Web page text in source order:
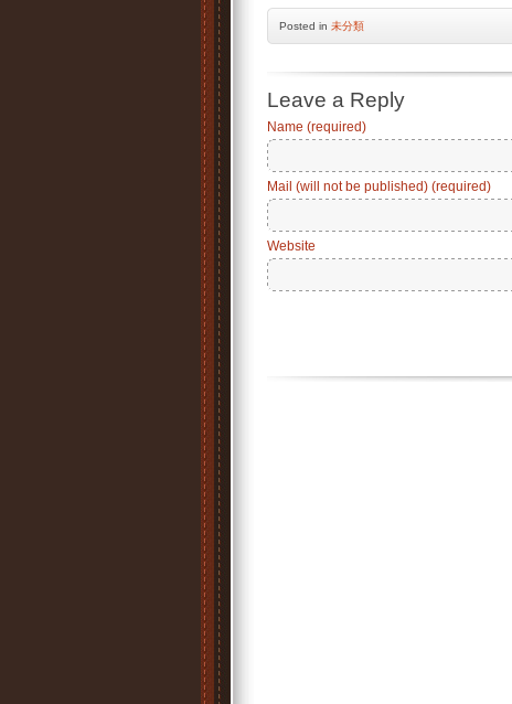
Posted in 未分類
Leave a Reply
Name (required)
Mail (will not be published) (required)
Website